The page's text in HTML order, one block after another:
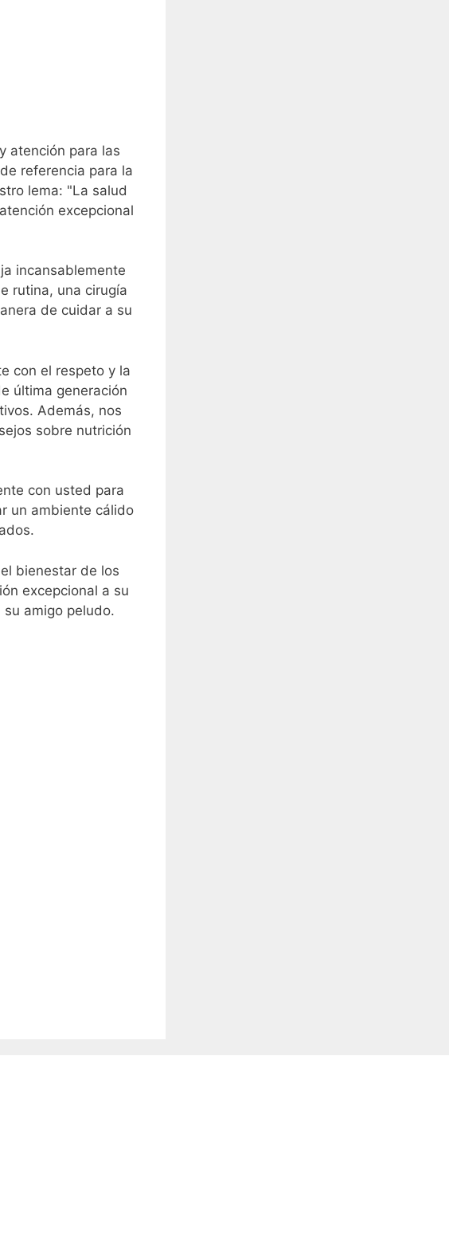
atención para las
referencia para la
lema: "La salud
excepcional
incansablemente
rutina, una cirugía
de cuidar a su
con el respeto y la
última generación
Además, nos
sobre nutrición
con usted para
un ambiente cálido
bienestar de los
excepcional a su
amigo peludo.